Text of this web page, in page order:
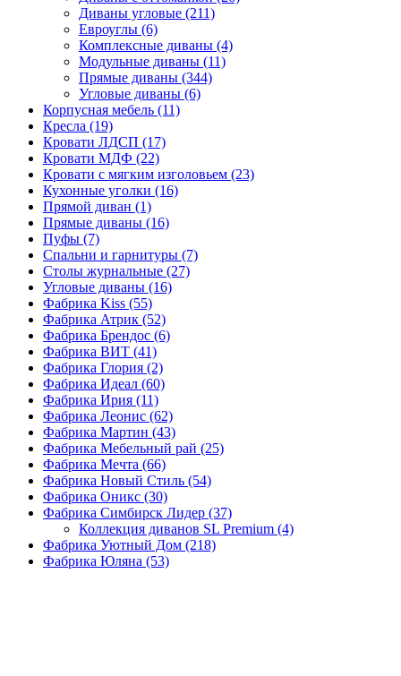
Диваны угловые (211)
Евроуглы (6)
Комплексные диваны (4)
Модульные диваны (11)
Прямые диваны (344)
Угловые диваны (6)
Корпусная мебель (11)
Кресла (19)
Кровати ЛДСП (17)
Кровати МДФ (22)
Кровати с мягким изголовьем (23)
Кухонные уголки (16)
Прямой диван (1)
Прямые диваны (16)
Пуфы (7)
Спальни и гарнитуры (7)
Столы журнальные (27)
Угловые диваны (16)
Фабрика Kiss (55)
Фабрика Атрик (52)
Фабрика Брендос (6)
Фабрика ВИТ (41)
Фабрика Глория (2)
Фабрика Идеал (60)
Фабрика Ирия (11)
Фабрика Леонис (62)
Фабрика Мартин (43)
Фабрика Мебельный рай (25)
Фабрика Мечта (66)
Фабрика Новый Стиль (54)
Фабрика Оникс (30)
Фабрика Симбирск Лидер (37)
Коллекция диванов SL Premium (4)
Фабрика Уютный Дом (218)
Фабрика Юляна (53)